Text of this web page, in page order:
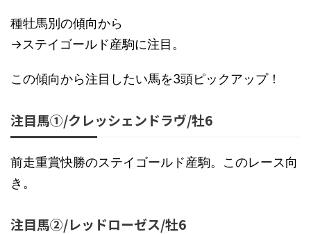
種牡馬別の傾向から
→ステイゴールド産駒に注目。
この傾向から注目したい馬を3頭ピックアップ！
注目馬①/クレッシェンドラヴ/牡6
前走重賞快勝のステイゴールド産駒。このレース向
き。
注目馬②/レッドローゼス/牡6